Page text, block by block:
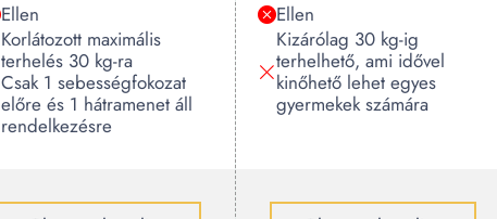
Ellen
Korlátozott maximális
terhelés 30 kg-ra
Csak 1 sebességfokozat
előre és 1 hátramenet áll
rendelkezésre
Ellen
Kizárólag 30 kg-ig
terhelhető, ami idővel
kinőhető lehet egyes
gyermekek számára